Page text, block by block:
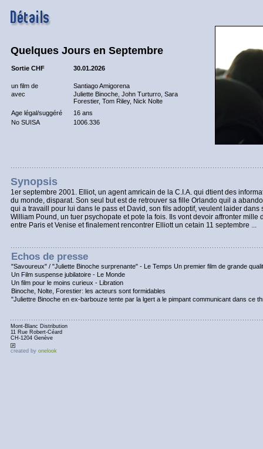
Quelques Jours en Septembre
Sortie CHF 30.01.2026
un film de
Santiago Amigorena
avec
Juliette Binoche, John Turturro, Sara
Forestier, Tom Riley, Nick Nolte
Age légal/suggéré
16 ans
No SUISA
1006.336
Synopsis
1er septembre 2001. Elliot, un agent amricain de la C.I.A. qui dtient des
du monde, disparat. Son seul but est de retrouver sa fille Orlando quil a
qui a travaill pour lui dans le pass et David, son fils adoptif, veulent laider
William Pound, un tuer psychopate et pote la fois. Ils vont devoir affronter
entre Paris et Venise et finalement rencontrer Elliott un cetain 11 septembre ...
Echos de presse
"Savoureux" / "Juliette Binoche surprenante" - Le Temps Un premier film de grande
Un Film suspense jubilatoire - Le Monde
Un film pour le moins curieux - Libration
Binoche, Nolte, Forestier: les acteurs sont formidables
"Juliettre Binoche en ex-barbouze tente par la lgert a le pimpant communicant dans ce
Mont-Blanc Distribution
11 Rue Robert-Céard
CH-1204 Genève
created by onelook